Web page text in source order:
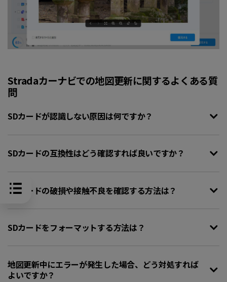
Stradaカーナビでの地図更新に関するよくある質
問
SDカードが認識しない原因は何ですか？
SDカードの互換性はどう確認すれば良いですか？
SDカードの破損や接触不良を確認する方法は？
SDカードをフォーマットする方法は？
地図更新中にエラーが発生した場合、どう対処すれば
よいですか？